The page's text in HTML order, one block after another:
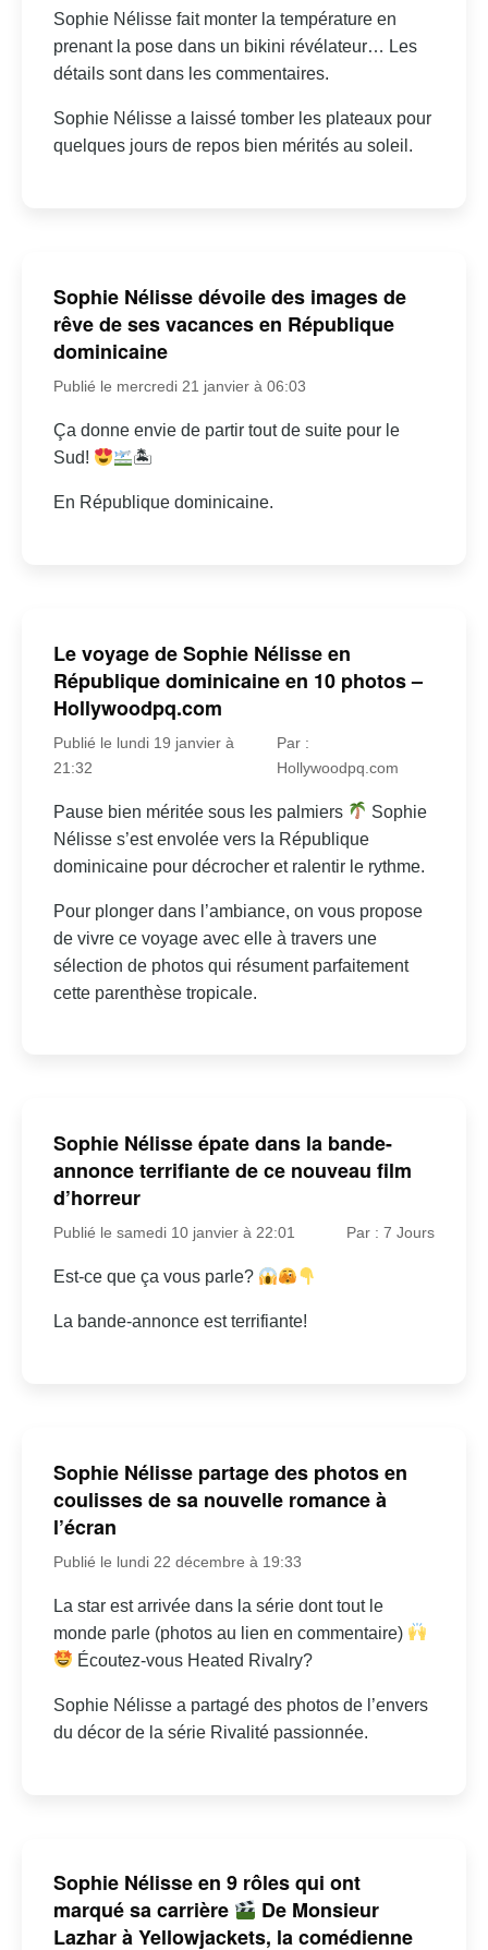
Sophie Nélisse fait monter la température en
prenant la pose dans un bikini révélateur… Les
détails sont dans les commentaires.
Sophie Nélisse a laissé tomber les plateaux pour
quelques jours de repos bien mérités au soleil.
Sophie Nélisse dévoile des images de
rêve de ses vacances en République
dominicaine
Publié le mercredi 21 janvier à 06:03
Ça donne envie de partir tout de suite pour le
Sud!
🏝
En République dominicaine.
Le voyage de Sophie Nélisse en
République dominicaine en 10 photos –
Hollywoodpq.com
Publié le lundi 19 janvier à
21:32
Par :
Hollywoodpq.com
Pause bien méritée sous les palmiers
Sophie
Nélisse s’est envolée vers la République
dominicaine pour décrocher et ralentir le rythme.
Pour plonger dans l’ambiance, on vous propose
de vivre ce voyage avec elle à travers une
sélection de photos qui résument parfaitement
cette parenthèse tropicale.
Sophie Nélisse épate dans la bande-
annonce terrifiante de ce nouveau film
d’horreur
Publié le samedi 10 janvier à 22:01 Par : 7 Jours
Est-ce que ça vous parle?
La bande-annonce est terrifiante!
Sophie Nélisse partage des photos en
coulisses de sa nouvelle romance à
l’écran
Publié le lundi 22 décembre à 19:33
La star est arrivée dans la série dont tout le
monde parle (photos au lien en commentaire)
Écoutez-vous Heated Rivalry?
Sophie Nélisse a partagé des photos de l’envers
du décor de la série Rivalité passionnée.
Sophie Nélisse en 9 rôles qui ont
marqué sa carrière
De Monsieur
Lazhar à Yellowjackets, la comédienne